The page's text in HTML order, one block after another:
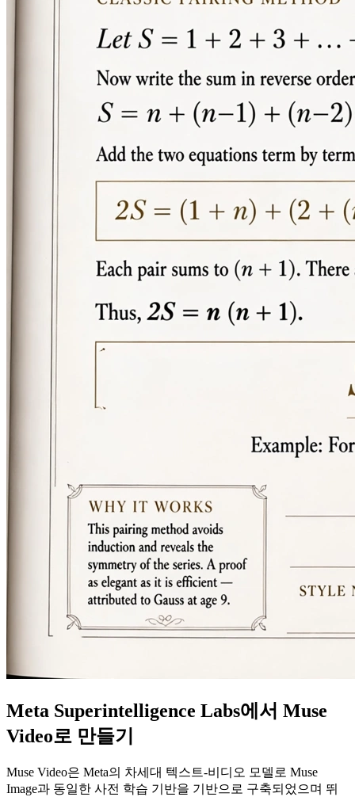
Meta Superintelligence Labs에서 Muse
Video로 만들기
Muse Video은 Meta의 차세대 텍스트-비디오 모델로 Muse
Image과 동일한 사전 학습 기반을 기반으로 구축되었으며 뛰